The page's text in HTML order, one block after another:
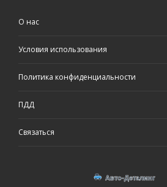
О нас
Условия использования
Политика конфиденциальности
ПДД
Связаться